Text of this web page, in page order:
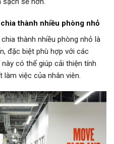
thành nhiều phòng nhỏ
thành nhiều phòng nhỏ là
đặc biệt phù hợp với các
có thể giúp cải thiện tính
việc của nhân viên.